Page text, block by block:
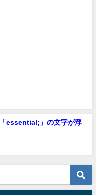
essential;」の文字が浮